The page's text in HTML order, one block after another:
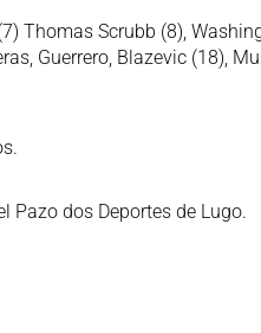
Thomas Scrubb (8),
Guerrero, Blazevic (18),
Pazo dos Deportes de Lugo.